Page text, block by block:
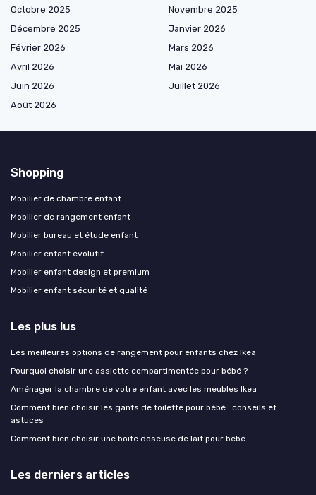
Octobre 2025
Novembre 2025
Décembre 2025
Janvier 2026
Février 2026
Mars 2026
Avril 2026
Mai 2026
Juin 2026
Juillet 2026
Août 2026
Shopping
Mobilier de chambre enfant
Mobilier de rangement enfant
Mobilier bureau et étude enfant
Mobilier enfant évolutif
Mobilier enfant design et premium
Mobilier enfant sécurité et qualité
Les plus lus
Les meilleures options de rangement pour enfants chez Ikea
Pourquoi choisir une assiette compartimentée pour bébé ?
Aménager la chambre de votre enfant avec les meubles Ikea
Comment bien choisir les gants de toilette pour bébé : conseils et
astuces
Comment bien choisir une boite doseuse de lait pour bébé
Les derniers articles